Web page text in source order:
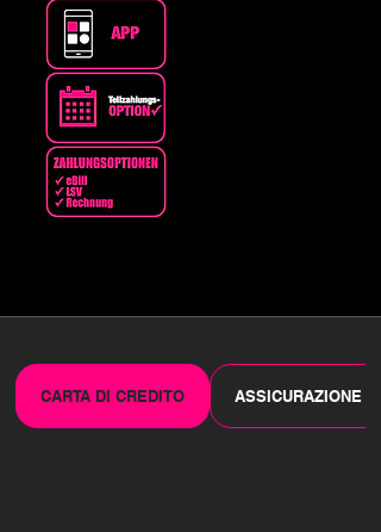
CARTA DI CREDITO ASSICURAZIONE